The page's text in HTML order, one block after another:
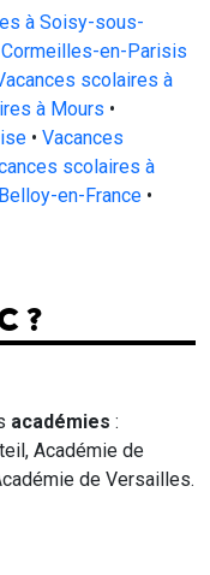
à Soisy-sous-
en-Parisis
scolaires à
à Mours •
• Vacances
scolaires à
en-France •
?
académies :
Académie de
de Versailles.